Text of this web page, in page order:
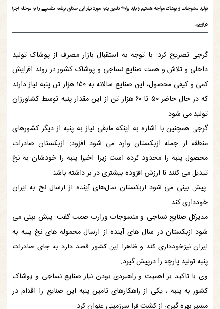
تولید منسوجات و پوشاک مواجه هستیم و باید برای تامین پنبه مورد نیاز این صنایع برنامه مناسبی را به مرحله اجرا
درآوریم.
گرجی تصریح کرد: با توجه به استقبال بازار مصرف از پوشاک تولید
داخلی و تلاش و همت صنایع نساجی و پوشاک کشور در روند افزایش
کمی و کیفی محصول، این صنایع سالانه به ۱۵۰ هزار تن پنبه نیاز دارند
که در حال حاضر ۵۰ تا ۶۰ هزار تن از این مقدار پنبه توسط کشاورزان
تولید می شود .
گرجی همچنین با اشاره به اینکه مابقی نیاز به پنبه از دیگر کشورهای
منطقه از جمله ازبکستان وارد می شود افزود: ازبکستان صادرات
محصول پنبه را محدود کرده است زیرا اخیرا پنبه را خودشان به نخ
تبدیل می کنند تا ارزش افزوده بیشتری در بر داشته باشد.
پیش بینی می شود ازبکستان سال‌های آینده از ارسال نخ به ایران
خودداری کند
مدیرکل صنایع نساجی و منسوجات وزارت صمت گفت: پیش بینی می
شود ازبکستان در سال های آینده از ارسال محموله های نخ پنبه به
ایران نیزخودداری کند و ظاهرا این کشور قصد دارد به جای صادرات
پنبه تولید پارچه را درپیش گیرد.
وی با تاکید بر اهمیت و راهبردی بودن نیاز صنایع نساجی و پوشاک
کشور به پنبه ، یکی از راهکارهای تامین پنبه این صنایع را اقدام در
مسیر بهره گیری از کشت فرا سرزمینی عنوان کرد.